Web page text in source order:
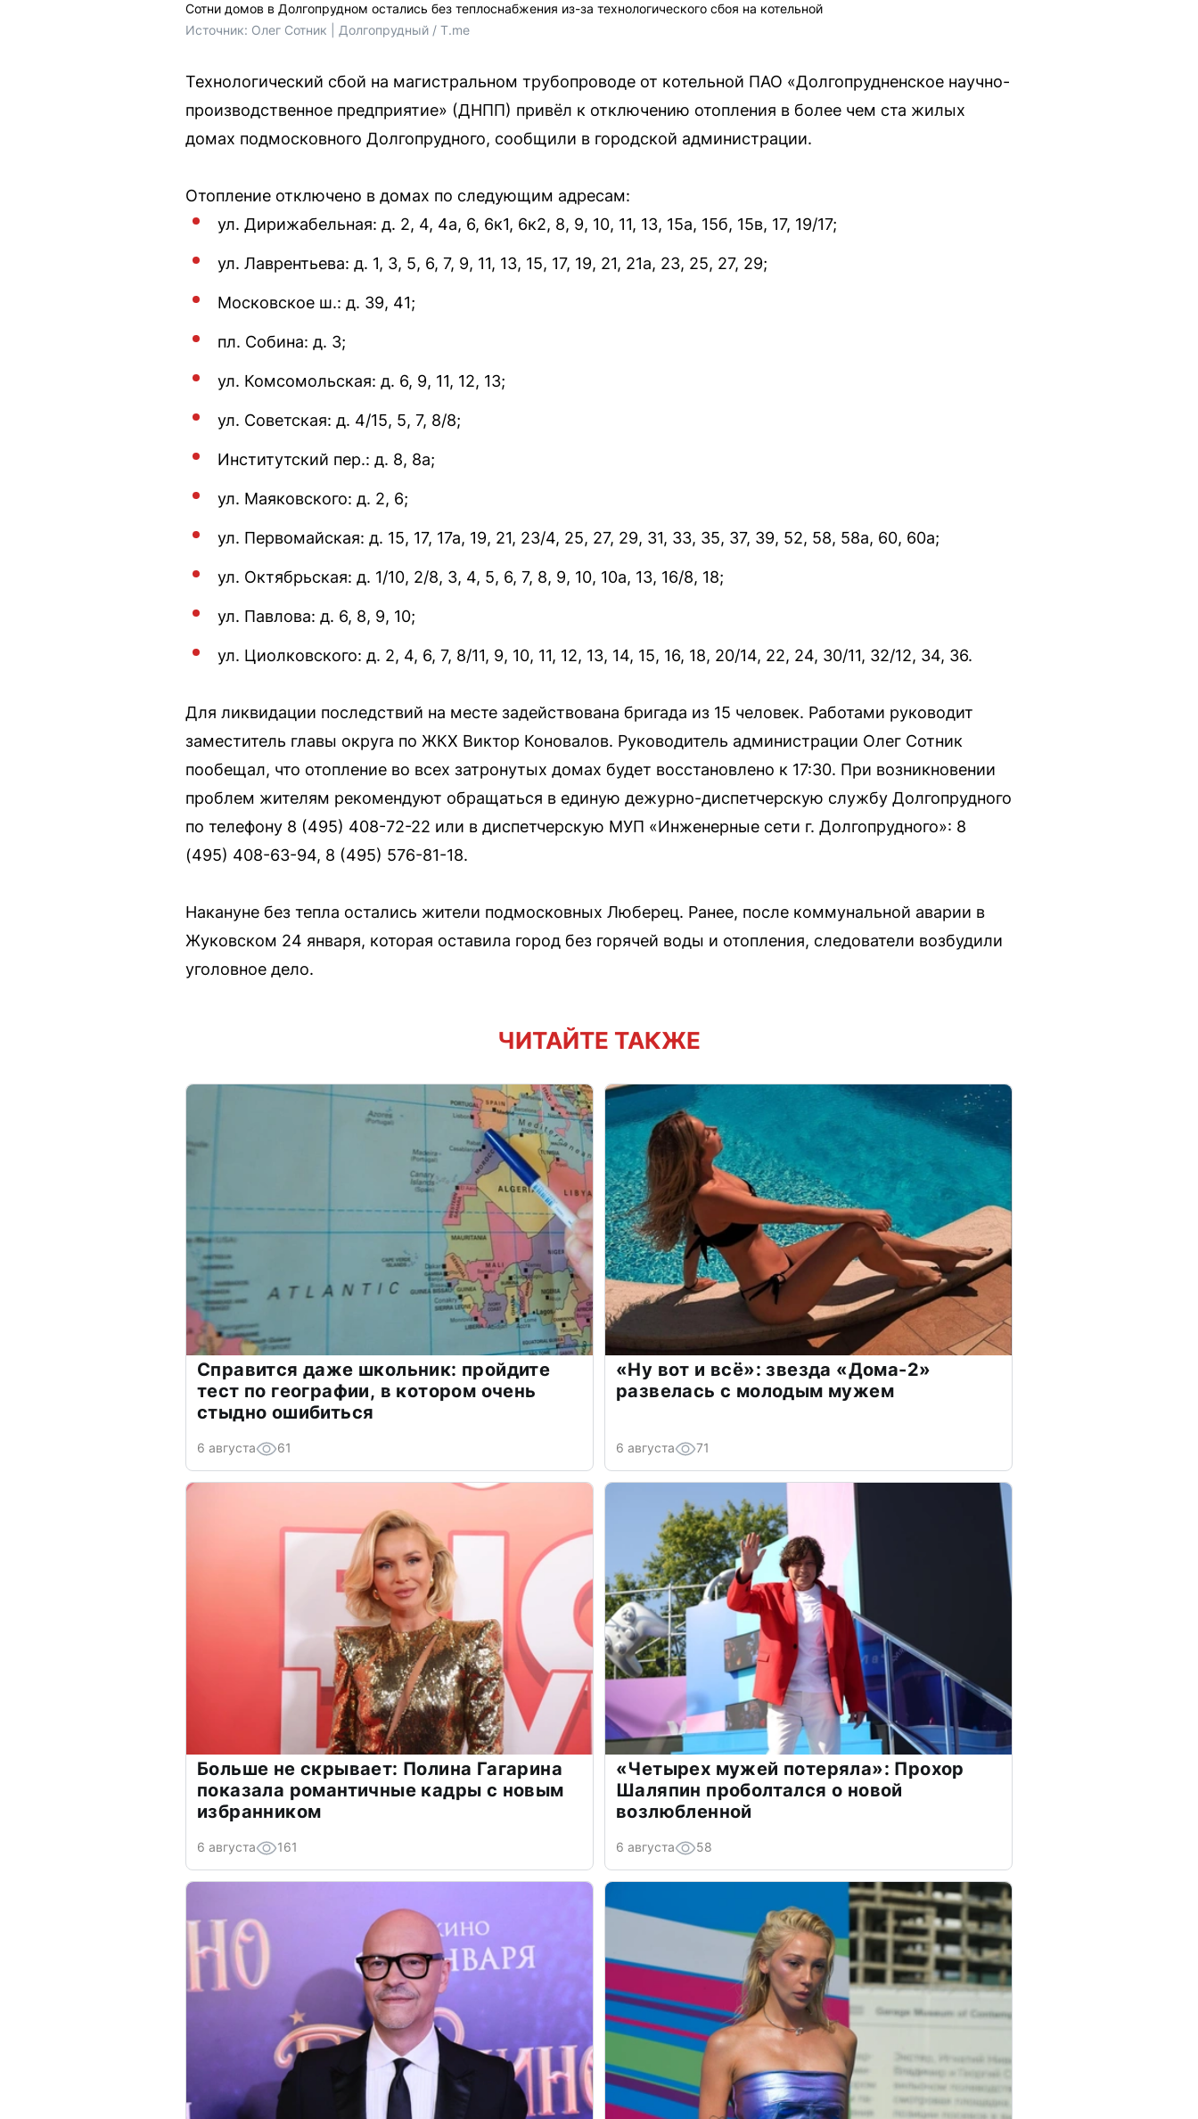
Сотни домов в Долгопрудном остались без теплоснабжения из-за технологического сбоя на котельной
Источник: Олег Сотник | Долгопрудный / T.me
Технологический сбой на магистральном трубопроводе от котельной ПАО «Долгопрудненское научно-
производственное предприятие» (ДНПП) привёл к отключению отопления в более чем ста жилых
домах подмосковного Долгопрудного, сообщили в городской администрации.
Отопление отключено в домах по следующим адресам:
ул. Дирижабельная: д. 2, 4, 4а, 6, 6к1, 6к2, 8, 9, 10, 11, 13, 15а, 15б, 15в, 17, 19/17;
ул. Лаврентьева: д. 1, 3, 5, 6, 7, 9, 11, 13, 15, 17, 19, 21, 21а, 23, 25, 27, 29;
Московское ш.: д. 39, 41;
пл. Собина: д. 3;
ул. Комсомольская: д. 6, 9, 11, 12, 13;
ул. Советская: д. 4/15, 5, 7, 8/8;
Институтский пер.: д. 8, 8а;
ул. Маяковского: д. 2, 6;
ул. Первомайская: д. 15, 17, 17а, 19, 21, 23/4, 25, 27, 29, 31, 33, 35, 37, 39, 52, 58, 58а, 60, 60а;
ул. Октябрьская: д. 1/10, 2/8, 3, 4, 5, 6, 7, 8, 9, 10, 10а, 13, 16/8, 18;
ул. Павлова: д. 6, 8, 9, 10;
ул. Циолковского: д. 2, 4, 6, 7, 8/11, 9, 10, 11, 12, 13, 14, 15, 16, 18, 20/14, 22, 24, 30/11, 32/12, 34, 36.
Для ликвидации последствий на месте задействована бригада из 15 человек. Работами руководит
заместитель главы округа по ЖКХ Виктор Коновалов. Руководитель администрации Олег Сотник
пообещал, что отопление во всех затронутых домах будет восстановлено к 17:30. При возникновении
проблем жителям рекомендуют обращаться в единую дежурно-диспетчерскую службу Долгопрудного
по телефону 8 (495) 408-72-22 или в диспетчерскую МУП «Инженерные сети г. Долгопрудного»: 8
(495) 408-63-94, 8 (495) 576-81-18.
Накануне без тепла остались жители подмосковных Люберец. Ранее, после коммунальной аварии в
Жуковском 24 января, которая оставила город без горячей воды и отопления, следователи возбудили
уголовное дело.
ЧИТАЙТЕ ТАКЖЕ
Справится даже школьник: пройдите
тест по географии, в котором очень
стыдно ошибиться
6 августа 61
«Ну вот и всё»: звезда «Дома-2»
развелась с молодым мужем
6 августа 71
Больше не скрывает: Полина Гагарина
показала романтичные кадры с новым
избранником
6 августа 161
«Четырех мужей потеряла»: Прохор
Шаляпин проболтался о новой
возлюбленной
6 августа 58